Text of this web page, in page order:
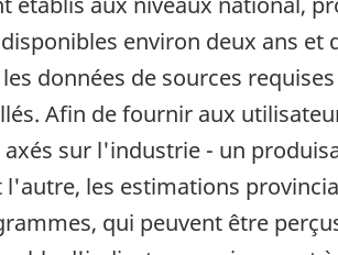
environ deux ans et
données de sources
Afin de fournir aux
sur l'industrie - un
l'autre, les estimations
qui peuvent être